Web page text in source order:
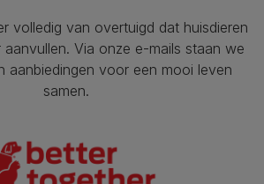
volledig van overtuigd dat huisdieren
aanvullen. Via onze e-mails staan we
aanbiedingen voor een mooi leven
samen.